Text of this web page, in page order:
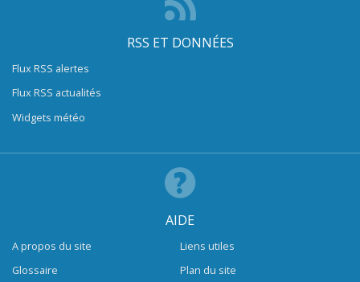
RSS ET DONNÉES
Flux RSS alertes
Flux RSS actualités
Widgets météo
AIDE
A propos du site
Glossaire
Liens utiles
Plan du site